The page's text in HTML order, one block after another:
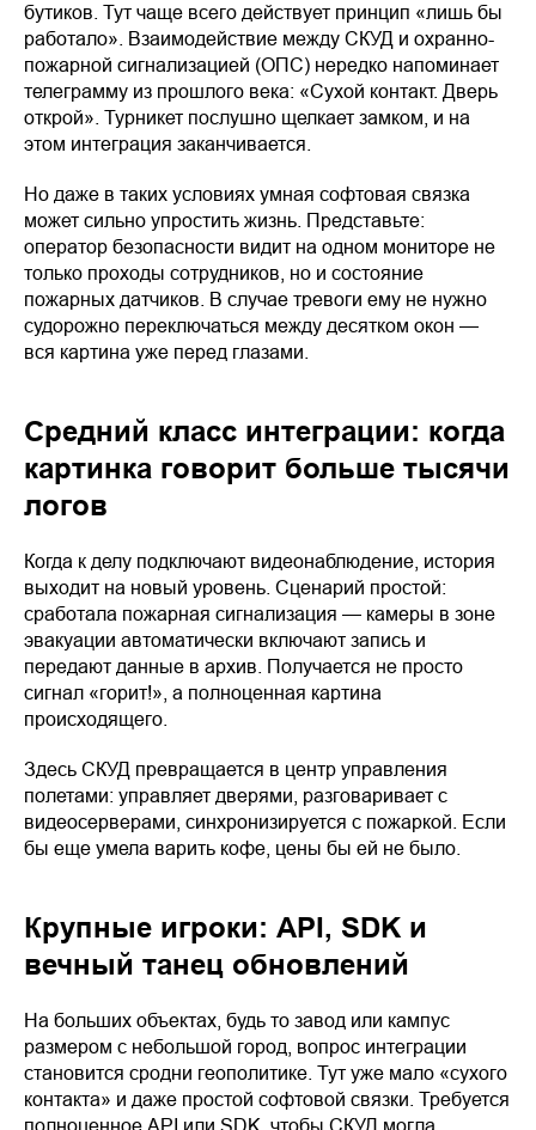
бутиков. Тут чаще всего действует принцип «лишь бы
работало». Взаимодействие между СКУД и охранно-
пожарной сигнализацией (ОПС) нередко напоминает
телеграмму из прошлого века: «Сухой контакт. Дверь
открой». Турникет послушно щелкает замком, и на
этом интеграция заканчивается.
Но даже в таких условиях умная софтовая связка
может сильно упростить жизнь. Представьте:
оператор безопасности видит на одном мониторе не
только проходы сотрудников, но и состояние
пожарных датчиков. В случае тревоги ему не нужно
судорожно переключаться между десятком окон —
вся картина уже перед глазами.
Средний класс интеграции: когда
картинка говорит больше тысячи
логов
Когда к делу подключают видеонаблюдение, история
выходит на новый уровень. Сценарий простой:
сработала пожарная сигнализация — камеры в зоне
эвакуации автоматически включают запись и
передают данные в архив. Получается не просто
сигнал «горит!», а полноценная картина
происходящего.
Здесь СКУД превращается в центр управления
полетами: управляет дверями, разговаривает с
видеосерверами, синхронизируется с пожаркой. Если
бы еще умела варить кофе, цены бы ей не было.
Крупные игроки: API, SDK и
вечный танец обновлений
На больших объектах, будь то завод или кампус
размером с небольшой город, вопрос интеграции
становится сродни геополитике. Тут уже мало «сухого
контакта» и даже простой софтовой связки. Требуется
полноценное API или SDK, чтобы СКУД могла